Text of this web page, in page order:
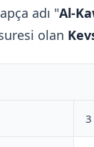
adı "Al-
olan
3